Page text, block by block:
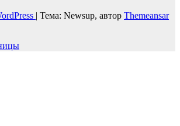
| Тема: Newsup, автор Themeansar